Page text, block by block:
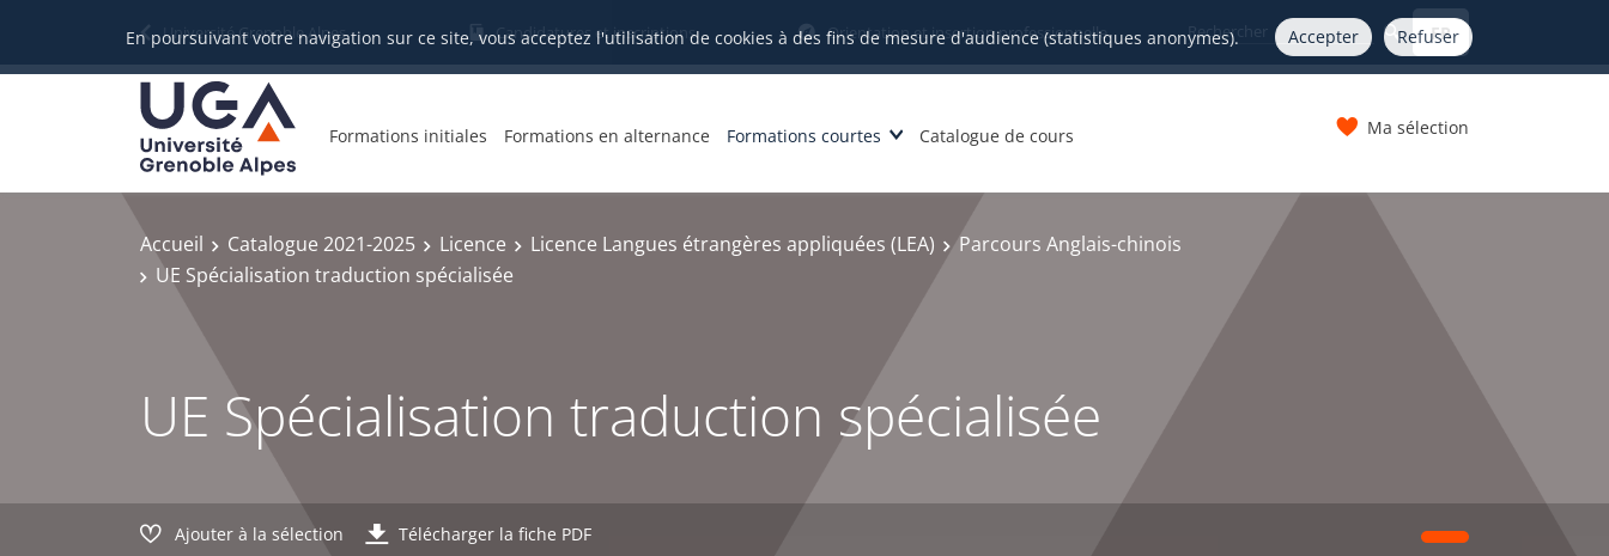
En poursuivant votre navigation sur ce site, vous acceptez l'utilisation de cookies à des fins de mesure d'audience (statistiques anonymes). Accepter Refuser
Université Grenoble Alpes Candidatures et inscriptions Orientation et insertion professionnelle FR
Formations initiales Formations en alternance Formations courtes Catalogue de cours Ma sélection
Accueil Catalogue 2021-2025 Licence Licence Langues étrangères appliquées (LEA)
Parcours Anglais-chinois
UE Spécialisation traduction spécialisée
UE Spécialisation traduction spécialisée
Ajouter à la sélection Télécharger la fiche PDF